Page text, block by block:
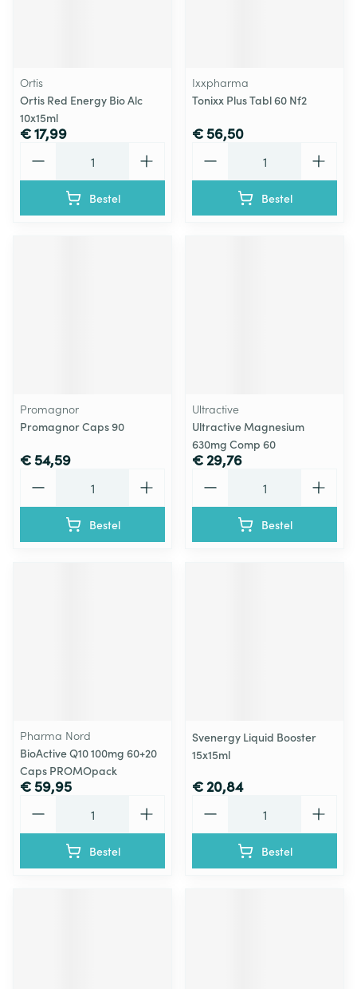
Ortis
Ortis Red Energy Bio Alc
10x15ml
€ 17,99
Bestel
Ixxpharma
Tonixx Plus Tabl 60 Nf2
€ 56,50
Bestel
Promagnor
Promagnor Caps 90
€ 54,59
Bestel
Ultractive
Ultractive Magnesium
630mg Comp 60
€ 29,76
Bestel
Pharma Nord
BioActive Q10 100mg 60+20
Caps PROMOpack
€ 59,95
Bestel
Svenergy Liquid Booster
15x15ml
€ 20,84
Bestel